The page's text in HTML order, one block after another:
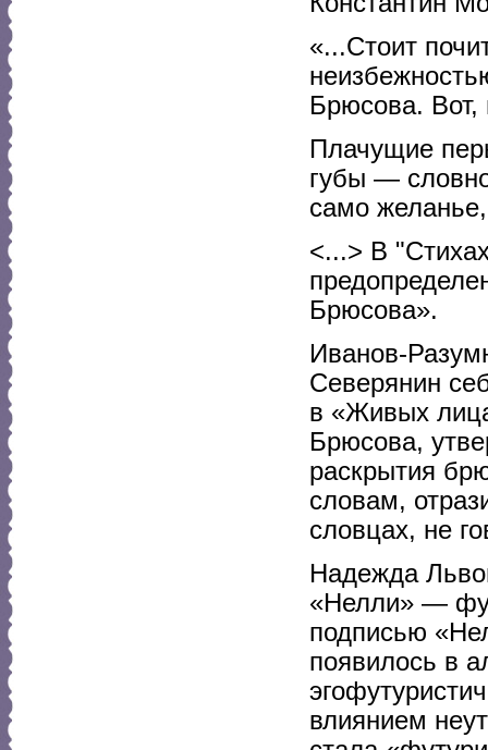
«...Стоит
Брюсова. Вот,
Плачущие
губы —
само
<...> В
Брюсова».
Иванов-
Северянин
в «Живых
Брюсова,
раскрытия
словам,
словцах, не
Надежда
«Нелли» —
подписью
появилось в
влиянием